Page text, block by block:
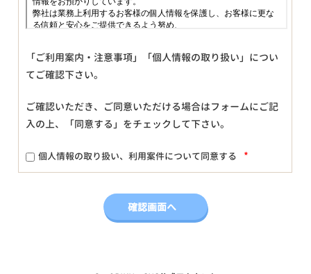
「ご利用案内・注意事項」「個人情報の取り扱い」につい
てご確認下さい。
ご確認いただき、ご同意いただける場合はフォームにご記
入の上、「同意する」をチェックして下さい。
個人情報の取り扱い、利用案件について同意する *